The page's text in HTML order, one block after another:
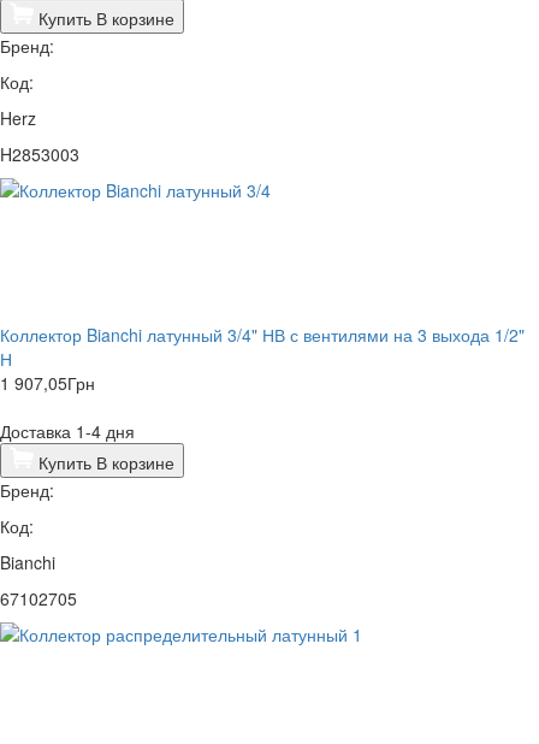
Купить В корзине
Бренд:
Код:
Herz
H2853003
Коллектор Bianchi латунный 3/4" НВ с вентилями на 3 выхода 1/2"
Н
1 907,05Грн
Доставка 1-4 дня
Купить В корзине
Бренд:
Код:
Bianchi
67102705